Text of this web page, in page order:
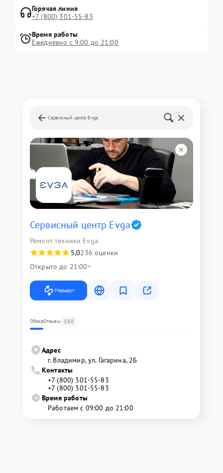
Горячая линия
+7 (800) 301-55-83
Время работы
Ежедневно с 9:00 до 21:00
Сервисный центр Evga
Сервисный центр Evga
Ремонт техники Evga
5,0236 оценки
Открыто до 21:00
Маршрут
ОбзорОтзывы 168
Адрес
г. Владимир, ул. Гагарина, 2Б
Контакты
+7 (800) 301-55-83
+7 (800) 301-55-83
Время работы
Работаем с 09:00 до 21:00